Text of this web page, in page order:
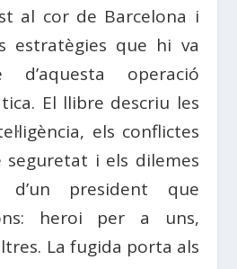
al cor de Barcelona i
estratègies que hi va
d’aquesta operació
El llibre descriu les
els conflictes
i els dilemes
d’un president que
heroi per a uns,
La fugida porta als